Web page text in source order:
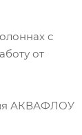
с
от
АКВАФЛОУ